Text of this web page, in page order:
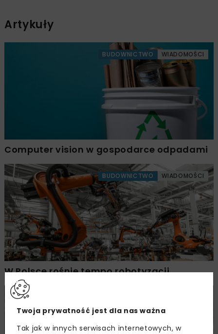
Artykuły
BUDOWNICTWO WIADOMOŚCI
Computer vision w gospodarce odpadami
BUDOWNICTWO WIADOMOŚCI
W Polsce rośnie tempo robotyzacji
Twoja prywatność jest dla nas ważna
Tak jak w innych serwisach internetowych, w